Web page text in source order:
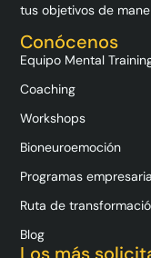
tus objetivos de
Conócenos
Equipo Mental
Coaching
Workshops
Bioneuroemoción
Programas
Ruta de
Blog